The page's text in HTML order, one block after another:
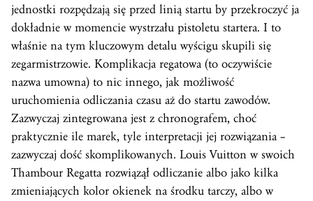
jednostki rozpędzają się przed linią startu by przekroczyć ja
dokładnie w momencie wystrzału pistoletu startera. I to
właśnie na tym kluczowym detalu wyścigu skupili się
zegarmistrzowie. Komplikacja regatowa (to oczywiście
nazwa umowna) to nic innego, jak możliwość
uruchomienia odliczania czasu aż do startu zawodów.
Zazwyczaj zintegrowana jest z chronografem, choć
praktycznie ile marek, tyle interpretacji jej rozwiązania –
zazwyczaj dość skomplikowanych. Louis Vuitton w swoich
Thambour Regatta rozwiązął odliczanie albo jako kilka
zmieniających kolor okienek na środku tarczy, albo w